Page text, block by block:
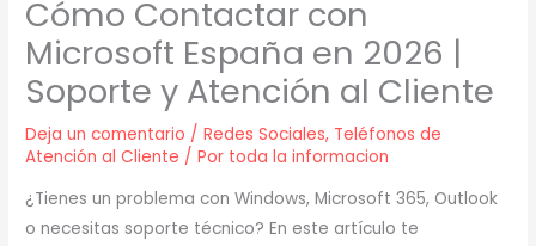
Cómo Contactar con
Microsoft España en 2026 |
Soporte y Atención al Cliente
Deja un comentario /Redes Sociales, Teléfonos de
Atención al Cliente / Por toda la informacion
¿Tienes un problema con Windows, Microsoft 365, Outlook
o necesitas soporte técnico? En este artículo te